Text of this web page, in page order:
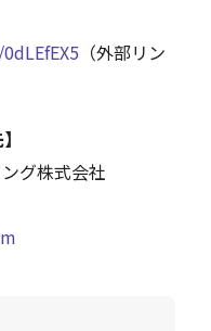
（外部リン
グ株式会社